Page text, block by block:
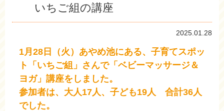
いちご組の講座
2025.01.28
1月28日（火）あやめ池にある、子育てスポッ
ト「いちご組」さんで「ベビーマッサージ＆
ヨガ」講座をしました。
参加者は、大人17人、子ども19人 合計36人
でした。